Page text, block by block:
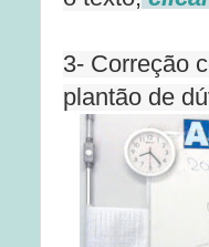
3- Correção
plantão de